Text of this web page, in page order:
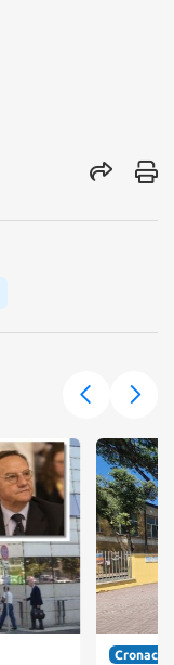
Cronaca